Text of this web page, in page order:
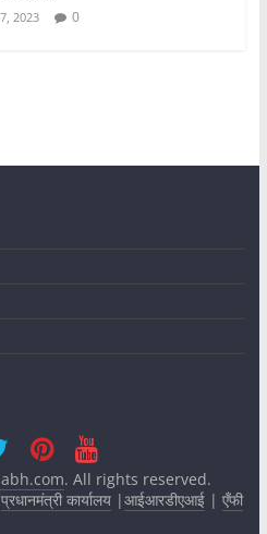
2023 0
. All rights reserved.
प्रधानमंत्री कार्यालय|आईआरडीएआई| एँफी